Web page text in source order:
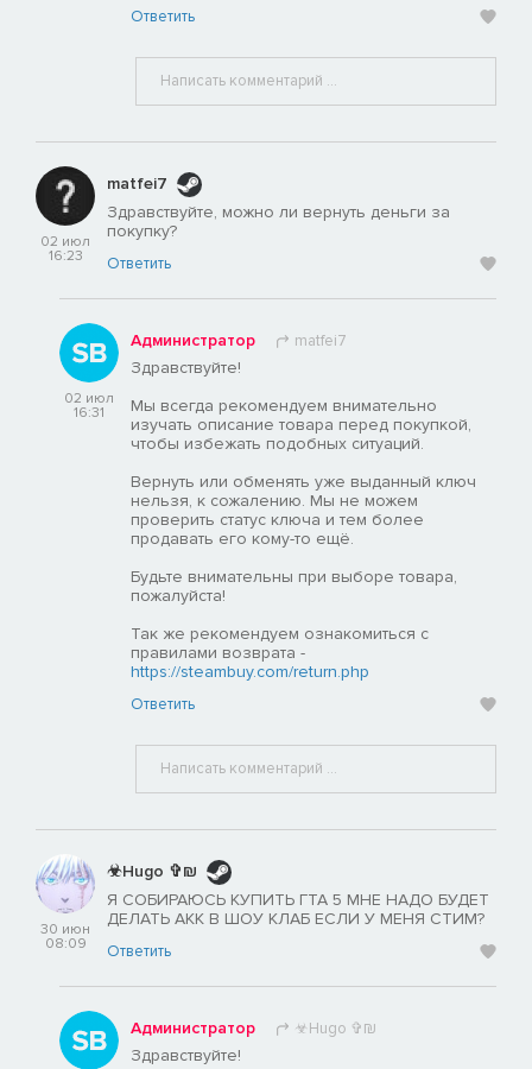
Ответить
02 июл
16:23
matfei7
Здравствуйте, можно ли вернуть деньги за
покупку?
Ответить
02 июл
16:31
Администратор matfei7
Здравствуйте!
Мы всегда рекомендуем внимательно
изучать описание товара перед покупкой,
чтобы избежать подобных ситуаций.
Вернуть или обменять уже выданный ключ
нельзя, к сожалению. Мы не можем
проверить статус ключа и тем более
продавать его кому-то ещё.
Будьте внимательны при выборе товара,
пожалуйста!
Так же рекомендуем ознакомиться с
правилами возврата -
https://steambuy.com/return.php
Ответить
30 июн
08:09
☣Hugo ✞₪
Я СОБИРАЮСЬ КУПИТЬ ГТА 5 МНЕ НАДО БУДЕТ
ДЕЛАТЬ АКК В ШОУ КЛАБ ЕСЛИ У МЕНЯ СТИМ?
Ответить
Администратор ☣Hugo ✞₪
Здравствуйте!